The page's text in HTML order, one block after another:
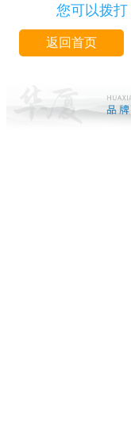
您可以拨打
返回首页